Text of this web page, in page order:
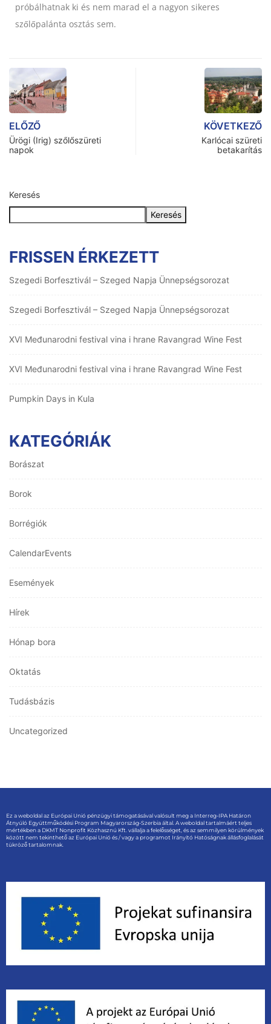
próbálhatnak ki és nem marad el a nagyon sikeres
szőlőpalánta osztás sem.
ELŐZŐ
Ürögi (Irig) szőlőszüreti
napok
KÖVETKEZŐ
Karlócai szüreti
betakarítás
Keresés
Keresés
FRISSEN ÉRKEZETT
Szegedi Borfesztivál – Szeged Napja Ünnepségsorozat
Szegedi Borfesztivál – Szeged Napja Ünnepségsorozat
XVI Međunarodni festival vina i hrane Ravangrad Wine Fest
XVI Međunarodni festival vina i hrane Ravangrad Wine Fest
Pumpkin Days in Kula
KATEGÓRIÁK
Borászat
Borok
Borrégiók
CalendarEvents
Események
Hírek
Hónap bora
Oktatás
Tudásbázis
Uncategorized
Ez a weboldal az Európai Unió pénzügyi támogatásával valósult meg a Interreg-IPA Határon
Átnyúló Együttműködési Program Magyarország-Szerbia által. A weboldal tartalmáért teljes
mértékben a DKMT Nonprofit Közhasznú Kft. vállalja a felelősséget, és az semmilyen körülmények
között nem tekinthető az Európai Unió és / vagy a programot Irányító Hatóságnak állásfoglalását
tükröző tartalomnak.